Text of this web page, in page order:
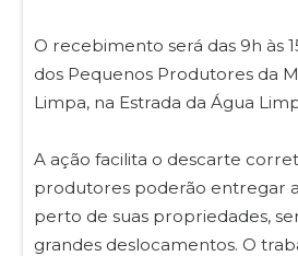
O recebimento será das 9h às
dos Pequenos Produtores da
Limpa, na Estrada da Água
A ação facilita o descarte
produtores poderão entregar
perto de suas propriedades,
grandes deslocamentos. O